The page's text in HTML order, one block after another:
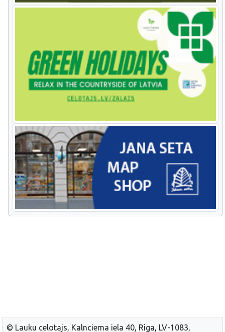
© Lauku celotajs, Kalnciema iela 40, Riga, LV-1083,